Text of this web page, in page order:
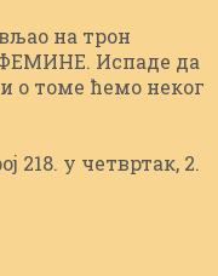
на трон
ФЕМИНЕ. Испаде да
о томе ћемо неког
218. у четвртак, 2.